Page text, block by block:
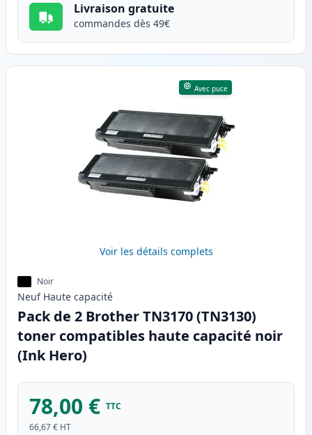
Livraison gratuite
commandes dès 49€
Avec puce
Voir les détails complets
Noir
Neuf Haute capacité
Pack de 2 Brother TN3170 (TN3130)
toner compatibles haute capacité noir
(Ink Hero)
78,00 € TTC
66,67 € HT